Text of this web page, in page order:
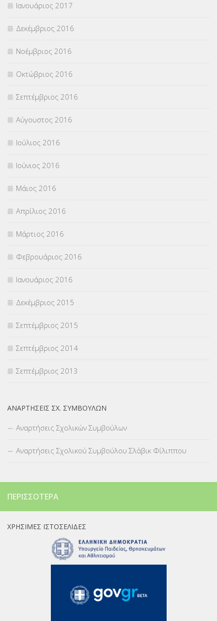
Ιανουάριος 2017
Δεκέμβριος 2016
Νοέμβριος 2016
Οκτώβριος 2016
Σεπτέμβριος 2016
Αύγουστος 2016
Ιούλιος 2016
Ιούνιος 2016
Μάιος 2016
Απρίλιος 2016
Μάρτιος 2016
Φεβρουάριος 2016
Ιανουάριος 2016
Δεκέμβριος 2015
Σεπτέμβριος 2015
Σεπτέμβριος 2014
Σεπτέμβριος 2013
ΑΝΑΡΤΉΣΕΙΣ ΣΧ. ΣΥΜΒΟΎΛΩΝ
Αναρτήσεις Σχολικών Συμβούλων
Αναρτήσεις Σχολικού Συμβούλου Σλάβικ Φίλιππου
ΠΕΡΙΣΣΌΤΕΡΑ
ΧΡΉΣΙΜΕΣ ΙΣΤΟΣΕΛΊΔΕΣ